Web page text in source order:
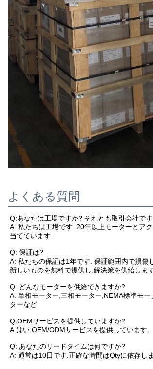
よくある質問
Q:あなたは工場ですか? それとも取引会社で
A: 私たちは工場です. 20年以上モーターとア
当てています.
Q: 保証は?
A: 私たちの保証は1年です. 保証範囲内で損傷
新しいものを無料で提供し,解決策を供給しま
Q: どんなモーターを供給できますか?
A: 単相モーター,三相モーター,NEMA標準モー
ターなど
Q:OEMサービスを提供していますか?
A:はい.OEM/ODMサービスを提供しています.
Q: あなたのリードタイムは何ですか?
A: 通常は10日です.正確な時間はQtyに依存し